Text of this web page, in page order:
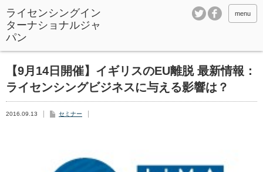
ライセンシングイン
ターナショナルジャ
パン
menu
【9月14日開催】イギリスのEU離脱 最新情報：
ライセンシングビジネスに与える影響は？
2016.09.13 セミナー